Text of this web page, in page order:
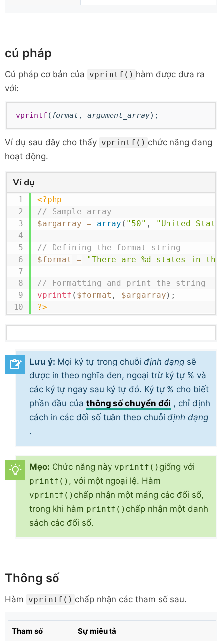
cú pháp
Cú pháp cơ bản của vprintf() hàm được đưa ra
với:
vprintf ( format, argument_array);
Ví dụ sau đây cho thấy vprintf() chức năng đang
hoạt động.
Ví dụ
<?php
// Sample array
$argarray = array ( "50" , "United
// Defining the format string
$format
= "There are %d states in
// Formatting and print the string
vprintf ( $format , $argarray ) ;
?>
Lưu ý: Mọi ký tự trong chuỗi định dạng sẽ
được in theo nghĩa đen, ngoại trừ ký tự % và
các ký tự ngay sau ký tự đó. Ký tự % cho biết
phần đầu của thông số chuyển đổi , chỉ định
cách in các đối số tuân theo chuỗi định dạng
.
Mẹo: Chức năng này vprintf() giống với
printf() , với một ngoại lệ. Hàm
vprintf() chấp nhận một mảng các đối số,
trong khi hàm printf() chấp nhận một danh
sách các đối số.
Thông số
Hàm vprintf() chấp nhận các tham số sau.
Tham số Sự miêu tả